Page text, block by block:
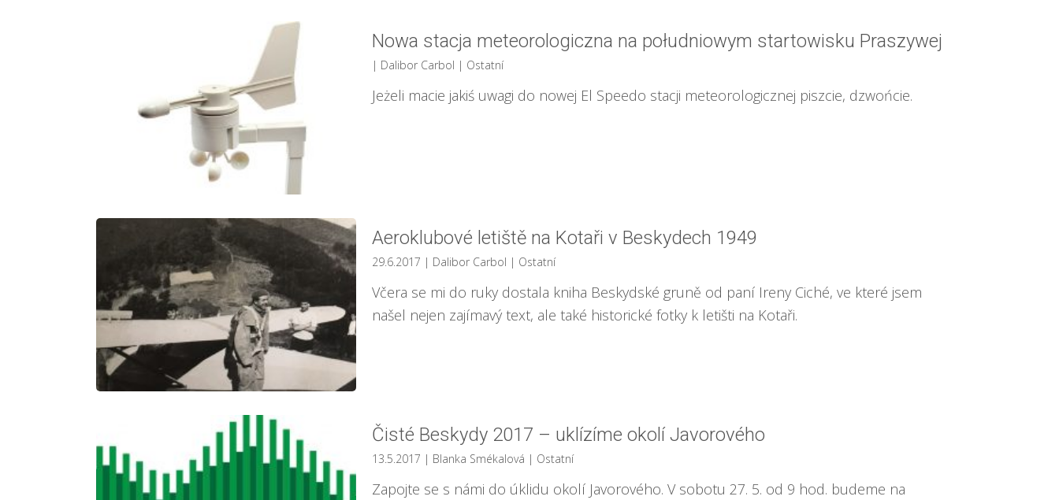
Nowa stacja meteorologiczna na południowym startowisku Praszywej
| Dalibor Carbol | Ostatní
Jeżeli macie jakiś uwagi do nowej El Speedo stacji meteorologicznej piszcie, dzwońcie.
Aeroklubové letiště na Kotaři v Beskydech 1949
29.6.2017 | Dalibor Carbol | Ostatní
Včera se mi do ruky dostala kniha Beskydské gruně od paní Ireny Ciché, ve které jsem
našel nejen zajímavý text, ale také historické fotky k letišti na Kotaři.
Čisté Beskydy 2017 – uklízíme okolí Javorového
13.5.2017 | Blanka Smékalová | Ostatní
Zapojte se s námi do úklidu okolí Javorového. V sobotu 27. 5. od 9 hod. budeme na